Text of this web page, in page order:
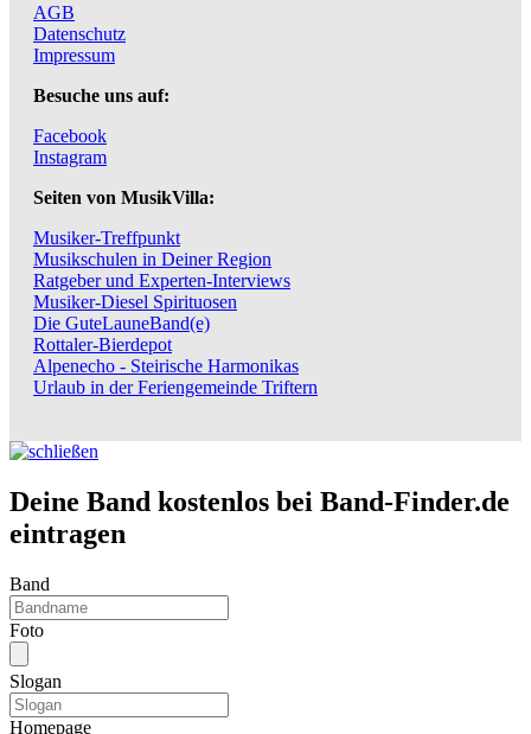
AGB
Datenschutz
Impressum
Besuche uns auf:
Facebook
Instagram
Seiten von MusikVilla:
Musiker-Treffpunkt
Musikschulen in Deiner Region
Ratgeber und Experten-Interviews
Musiker-Diesel Spirituosen
Die GuteLauneBand(e)
Rottaler-Bierdepot
Alpenecho - Steirische Harmonikas
Urlaub in der Feriengemeinde Triftern
Deine Band kostenlos bei Band-Finder.de
eintragen
Band
Foto
Slogan
Homepage